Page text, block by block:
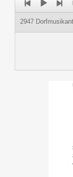
Player
2947